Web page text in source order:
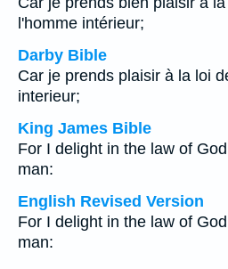
l'homme intérieur;
Darby Bible
Car je prends plaisir à la loi
interieur;
King James Bible
For I delight in the law of
man:
English Revised Version
For I delight in the law of
man: